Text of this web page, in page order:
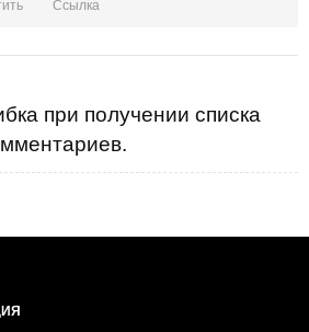
Ссылка
при получении списка